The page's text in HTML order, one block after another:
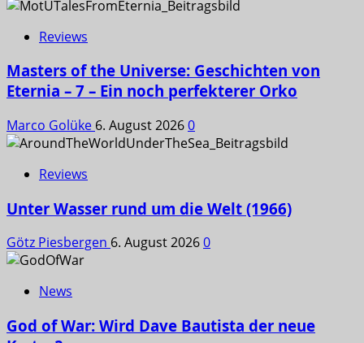
Reviews
Masters of the Universe: Geschichten von
Eternia – 7 – Ein noch perfekterer Orko
Marco Golüke 6. August 20260
Reviews
Unter Wasser rund um die Welt (1966)
Götz Piesbergen 6. August 20260
News
God of War: Wird Dave Bautista der neue